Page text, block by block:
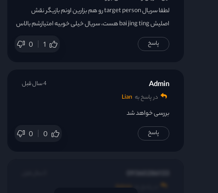
لطفا سریال target person رو هم بزارین اونم بازیگر نقش
اصلیش bai jing ting هست، سریال خیلی خوبیه امتیازشم بالاس
0 1 پاسخ
Admin
در پاسخ به Lian
بررسی خواهد شد
0 0
4 سال قبل
پاسخ
09360286133
Admin